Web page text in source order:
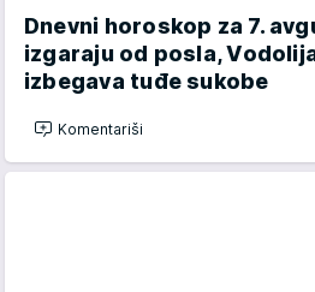
Dnevni horoskop za 7.
izgaraju od posla,
izbegava tuđe sukobe
Komentariši